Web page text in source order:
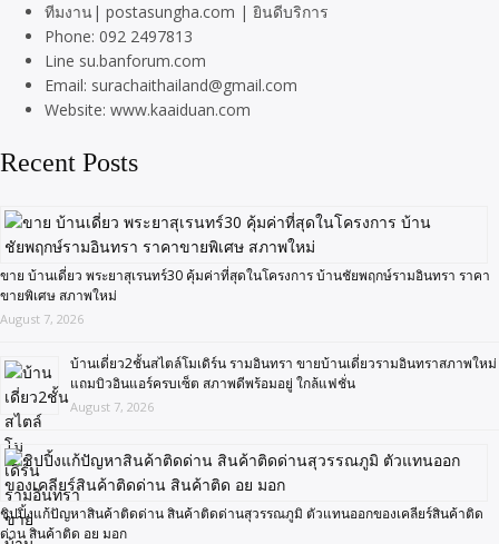
ทีมงาน| postasungha.com | ยินดีบริการ
Phone: 092 2497813
Line su.banforum.com
Email: surachaithailand@gmail.com
Website: www.kaaiduan.com
Recent Posts
ขาย บ้านเดี่ยว พระยาสุเรนทร์30 คุ้มค่าที่สุดในโครงการ บ้านชัยพฤกษ์รามอินทรา ราคา
ขายพิเศษ สภาพใหม่
August 7, 2026
บ้านเดี่ยว2ชั้นสไตล์โมเดิร์น รามอินทรา ขายบ้านเดี่ยวรามอินทราสภาพใหม่
แถมบิวอินแอร์ครบเซ็ต สภาพดีพร้อมอยู่ ใกล้แฟชั่น
August 7, 2026
ชิปปิ้งแก้ปัญหาสินค้าติดด่าน สินค้าติดด่านสุวรรณภูมิ ตัวแทนออกของเคลียร์สินค้าติด
ด่าน สินค้าติด อย มอก